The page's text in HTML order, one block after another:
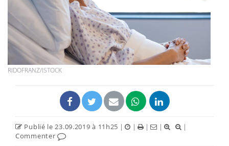
RIDOFRANZ/ISTOCK
Publié le 23.09.2019 à 11h25 | | | |
|
Commenter